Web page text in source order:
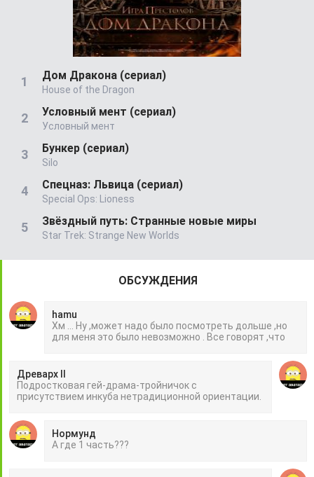
Дом Дракона (сериал)
House of the Dragon
Условный мент (сериал)
Условный мент
Бункер (сериал)
Silo
Спецназ: Львица (сериал)
Special Ops: Lioness
Звёздный путь: Странные новые миры
Star Trek: Strange New Worlds
ОБСУЖДЕНИЯ
hamu
Хм ... Ну ,может надо было посмотреть дольше ,но
для меня это было невозможно . Все говорят ,что
Древарх II
Подростковая гей-драма-тройничок с
присутствием инкуба нетрадиционной ориентации.
Нормунд
А где 1 часть???